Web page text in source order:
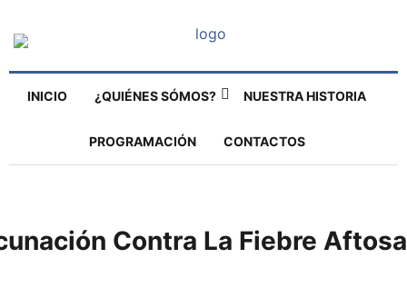
INICIO ¿QUIÉNES SÓMOS? NUESTRA HISTORIA
PROGRAMACIÓN CONTACTOS
Contra La Fiebre Aftosa